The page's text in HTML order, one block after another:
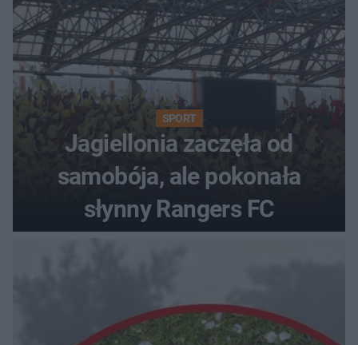
SPORT
Jagiellonia zaczęła od
samobója, ale pokonała
słynny Rangers FC